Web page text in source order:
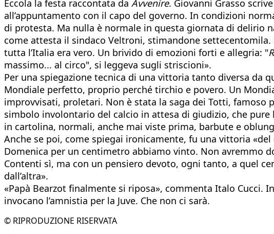
Eccola la festa raccontata da Avvenire. Giovanni Grasso
all’appuntamento con il capo del governo. In condizioni
di protesta. Ma nulla è normale in questa giornata di delirio
come attesta il sindaco Veltroni, stimandone settecentomila.
tutta l’Italia era vero. Un brivido di emozioni forti e allegria: "
massimo... al circo", si leggeva sugli striscioni».
Per una spiegazione tecnica di una vittoria tanto diversa da
Mondiale perfetto, proprio perché tirchio e povero. Un
improvvisati, proletari. Non è stata la saga dei Totti, famoso
simbolo involontario del calcio in attesa di giudizio, che
in cartolina, normali, anche mai viste prima, barbute e
Anche se poi, come spiegai ironicamente, fu una vittoria
Domenica per un centimetro abbiamo vinto. Non avremmo
Contenti sì, ma con un pensiero devoto, ogni tanto, a quel
dall’altra».
«Papà Bearzot finalmente si riposa», commenta Italo
invocano l’amnistia per la Juve. Che non ci sarà.
© RIPRODUZIONE RISERVATA